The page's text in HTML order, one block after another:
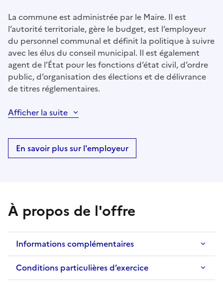
La commune est administrée par le Maire. Il est
l’autorité territoriale, gère le budget, est l’employeur
du personnel communal et définit la politique à suivre
avec les élus du conseil municipal. Il est également
agent de l’État pour les fonctions d’état civil, d’ordre
public, d’organisation des élections et de délivrance
de titres réglementaires.
Afficher la suite
En savoir plus sur l'employeur
À propos de l'offre
Informations complémentaires
Conditions particulières d’exercice